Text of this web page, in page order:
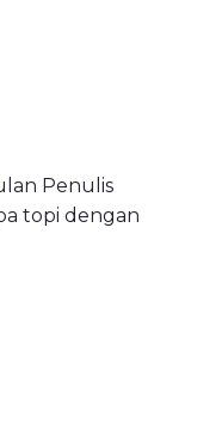
Penulis
topi dengan